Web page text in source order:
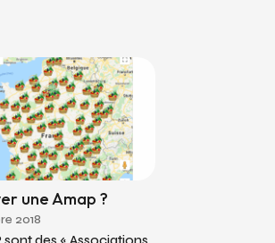
une Amap ?
2018